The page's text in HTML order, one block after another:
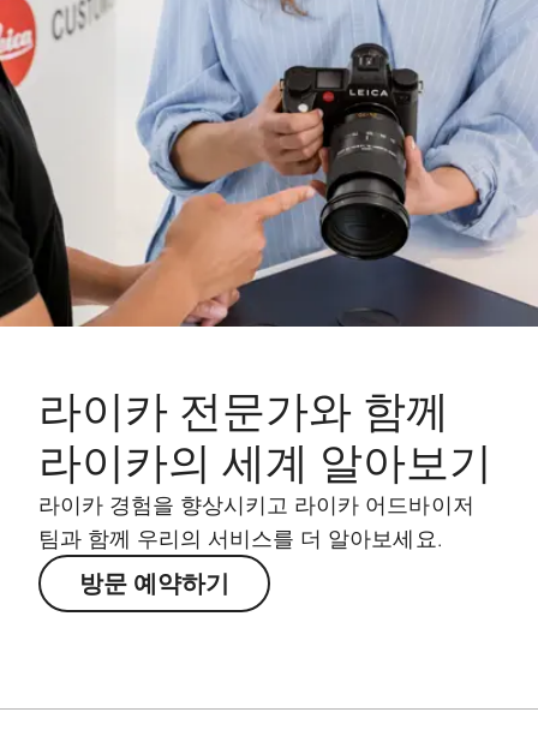
라이카 전문가와 함께
라이카의 세계 알아보기
라이카 경험을 향상시키고 라이카 어드바이저
팀과 함께 우리의 서비스를 더 알아보세요.
방문 예약하기